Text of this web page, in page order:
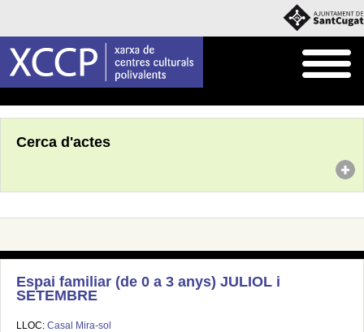
Cerca d'actes
Espai familiar (de 0 a 3 anys) JULIOL i
SETEMBRE
LLOC: Casal Mira-sol